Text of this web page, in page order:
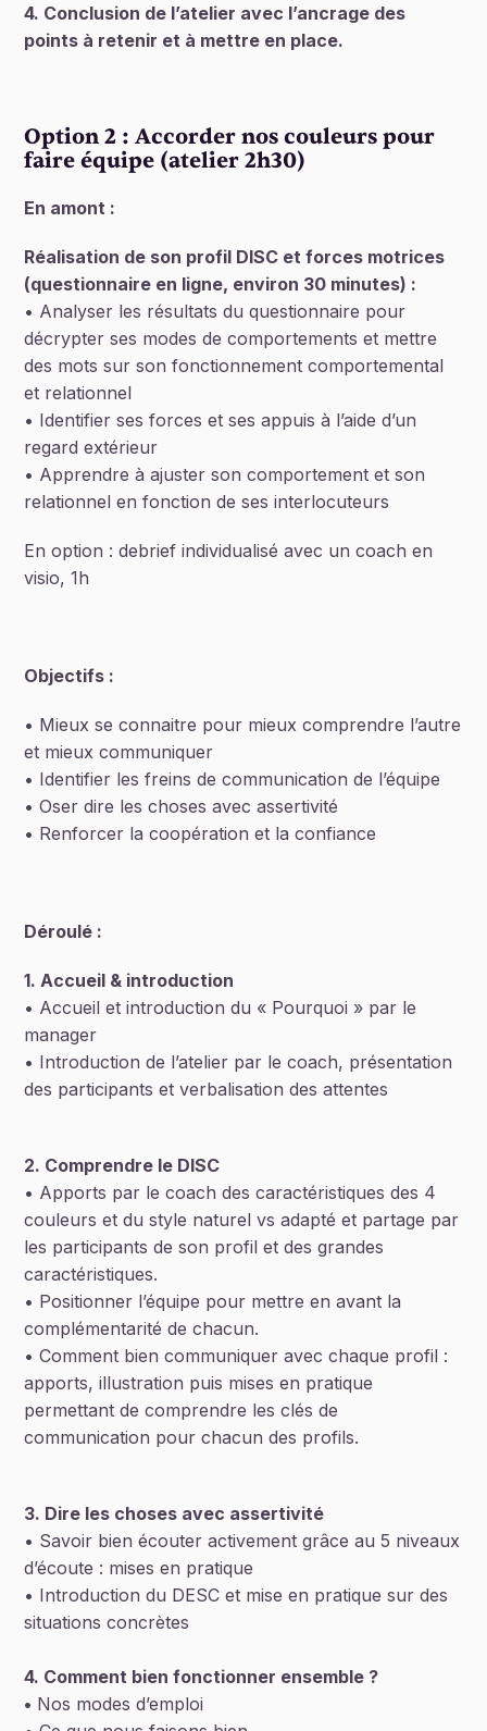
4. Conclusion de l’atelier avec l’ancrage des
points à retenir et à mettre en place.
Option 2 : Accorder nos couleurs pour
faire équipe (atelier 2h30)
En amont :
Réalisation de son profil DISC et forces motrices
(questionnaire en ligne, environ 30 minutes) :
• Analyser les résultats du questionnaire pour
décrypter ses modes de comportements et mettre
des mots sur son fonctionnement comportemental
et relationnel
• Identifier ses forces et ses appuis à l’aide d’un
regard extérieur
• Apprendre à ajuster son comportement et son
relationnel en fonction de ses interlocuteurs
En option : debrief individualisé avec un coach en
visio, 1h
Objectifs :
• Mieux se connaitre pour mieux comprendre l’autre
et mieux communiquer
• Identifier les freins de communication de l’équipe
• Oser dire les choses avec assertivité
• Renforcer la coopération et la confiance
Déroulé :
1. Accueil & introduction
• Accueil et introduction du « Pourquoi » par le
manager
• Introduction de l’atelier par le coach, présentation
des participants et verbalisation des attentes
2. Comprendre le DISC
• Apports par le coach des caractéristiques des 4
couleurs et du style naturel vs adapté et partage par
les participants de son profil et des grandes
caractéristiques.
• Positionner l’équipe pour mettre en avant la
complémentarité de chacun.
• Comment bien communiquer avec chaque profil :
apports, illustration puis mises en pratique
permettant de comprendre les clés de
communication pour chacun des profils.
3. Dire les choses avec assertivité
• Savoir bien écouter activement grâce au 5 niveaux
d’écoute : mises en pratique
• Introduction du DESC et mise en pratique sur des
situations concrètes
4. Comment bien fonctionner ensemble ?
• Nos modes d’emploi